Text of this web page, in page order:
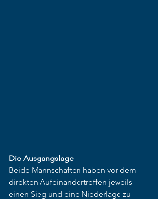
Die Ausgangslage
Beide Mannschaften haben vor dem
direkten Aufeinandertreffen jeweils
einen Sieg und eine Niederlage zu